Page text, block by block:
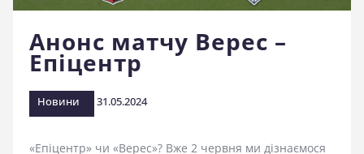
Клуб
Фан-шоп
Правила поведінки на
стадіоні
Анонс матчу Верес –
Епіцентр
Новини 31.05.2024
«Епіцентр» чи «Верес»? Вже 2 червня ми дізнаємося